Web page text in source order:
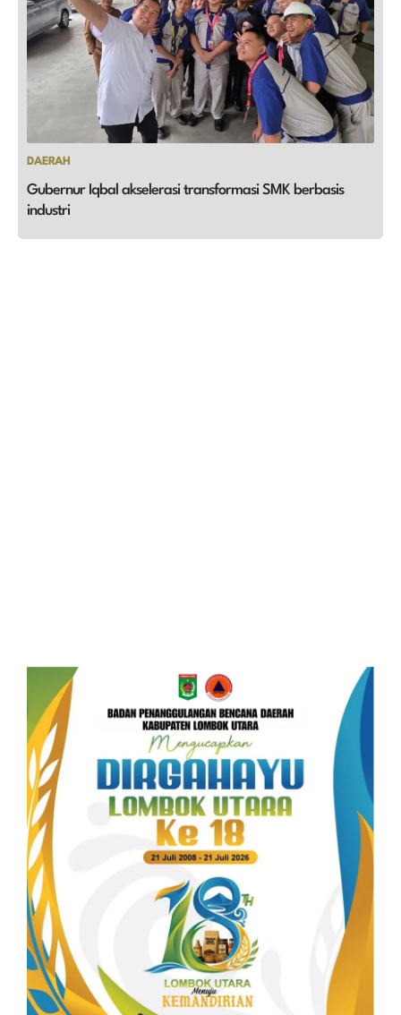
DAERAH
Gubernur Iqbal akselerasi transformasi SMK berbasis
industri